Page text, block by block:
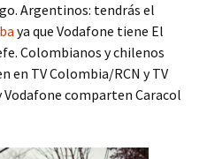
Argentinos: tendrás el
ya que Vodafone tiene El
Colombianos y chilenos
en TV Colombia/RCN y TV
comparten Caracol